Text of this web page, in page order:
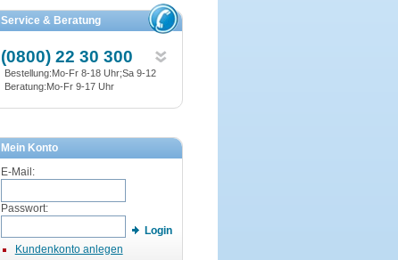
Service & Beratung
(0800) 22 30 300
Bestellung:Mo-Fr 8-18 Uhr;Sa 9-12
Beratung:Mo-Fr 9-17 Uhr
Mein Konto
E-Mail:
Passwort:
Login
Kundenkonto anlegen